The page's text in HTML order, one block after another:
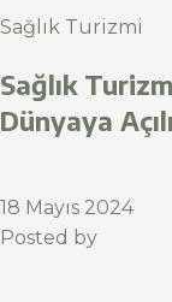
Sağlık Turizmi
Sağlık
Dünyaya
18 Mayıs 2024
Posted by